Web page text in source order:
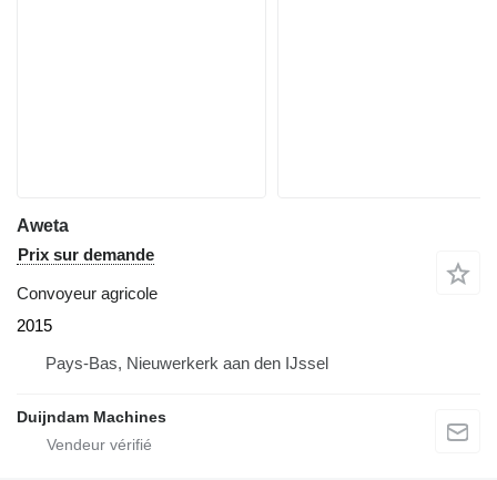
Aweta
Prix sur demande
Convoyeur agricole
2015
Pays-Bas, Nieuwerkerk aan den IJssel
Duijndam Machines